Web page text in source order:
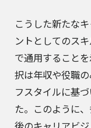
こうした新たな
ントとしてのス
で通用すること
択は年収や役職
フスタイルに基
た。このように